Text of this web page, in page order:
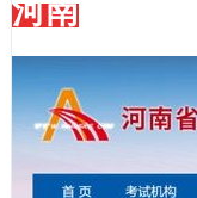
河南